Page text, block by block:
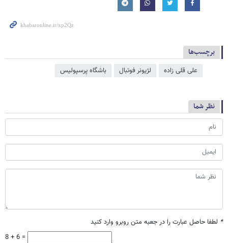
برچسب‌ها
علی قلی زاده لژیونر فوتبال باشگاه پرسپولیس
نظر شما
* لطفا حاصل عبارت را در جعبه متن روبرو وارد کنید
8 + 6 =